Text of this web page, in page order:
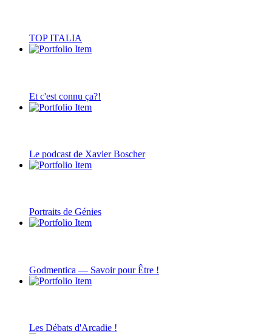
TOP ITALIA
Et c'est connu ça?!
Le podcast de Xavier Boscher
Portraits de Génies
Godmentica — Savoir pour Être !
Les Débats d'Arcadie !